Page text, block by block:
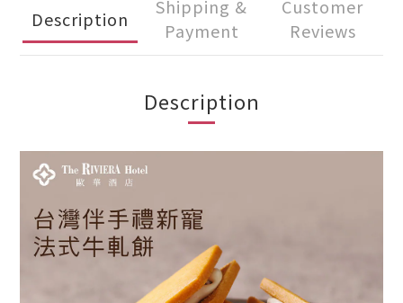
Description
Shipping &
Payment
Customer
Reviews
Description